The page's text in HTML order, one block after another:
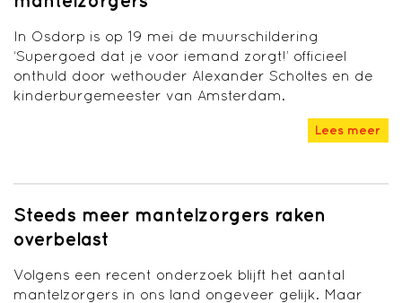
In Osdorp is op 19 mei de muurschildering
‘Supergoed dat je voor iemand zorgt!’ officieel
onthuld door wethouder Alexander Scholtes en de
kinderburgemeester van Amsterdam.
Lees meer
Steeds meer mantelzorgers raken
overbelast
Volgens een recent onderzoek blijft het aantal
mantelzorgers in ons land ongeveer gelijk. Maar